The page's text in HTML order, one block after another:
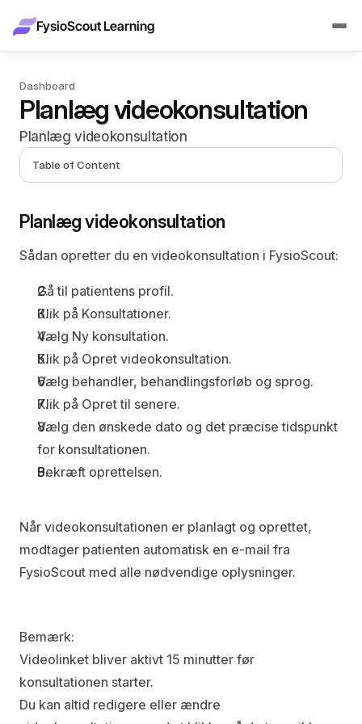
FysioScout Learning
Dashboard
Table of Content
Planlæg videokonsultation
Planlæg videokonsultation
Planlæg videokonsultation
Sådan opretter du en videokonsultation i FysioScout:
Gå til patientens profil.
Klik på Konsultationer.
Vælg Ny konsultation.
Klik på Opret videokonsultation.
Vælg behandler, behandlingsforløb og sprog.
Klik på Opret til senere.
Vælg den ønskede dato og det præcise tidspunkt
for konsultationen.
Bekræft oprettelsen.
Når videokonsultationen er planlagt og oprettet,
modtager patienten automatisk en e-mail fra
FysioScout med alle nødvendige oplysninger.
Bemærk:
Videolinket bliver aktivt 15 minutter før
konsultationen starter.
Du kan altid redigere eller ændre